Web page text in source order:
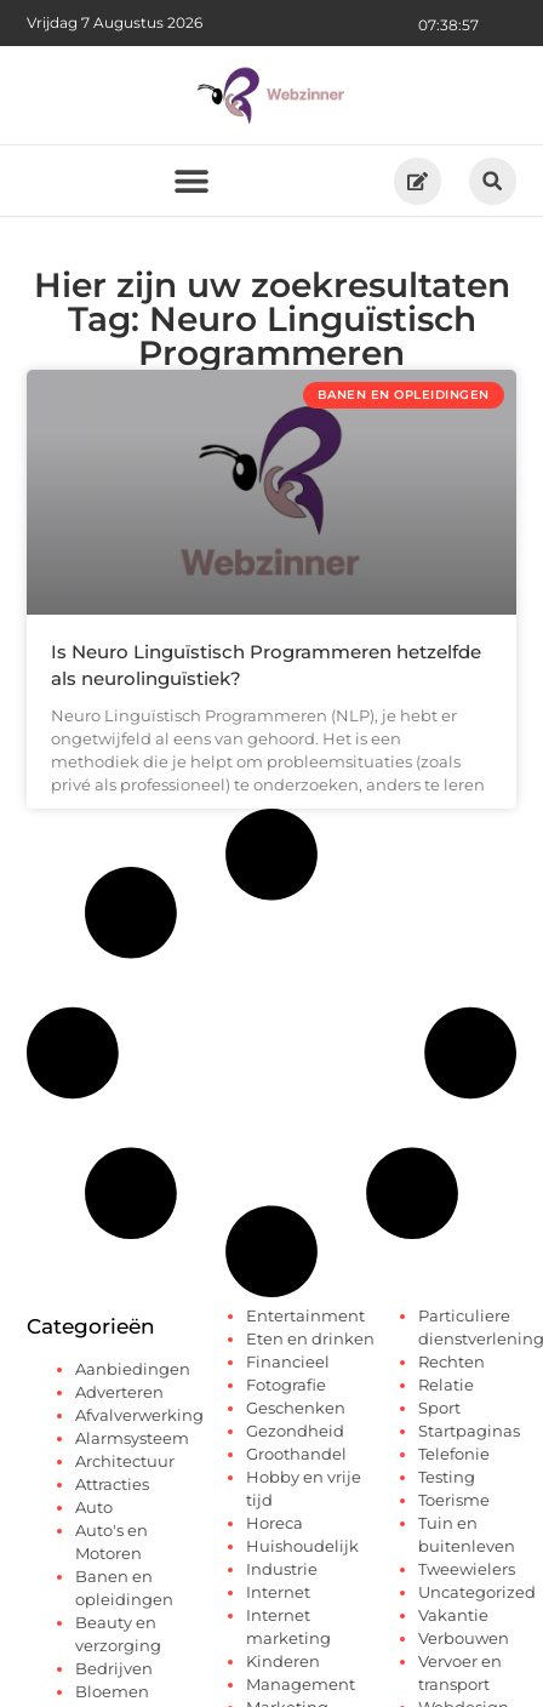
07:38:58
Vrijdag 7 Augustus 2026
Hier zijn uw zoekresultaten
Tag: Neuro Linguïstisch
Programmeren
BANEN EN OPLEIDINGEN
Is Neuro Linguïstisch Programmeren hetzelfde
als neurolinguïstiek?
Neuro Linguïstisch Programmeren (NLP), je hebt er
ongetwijfeld al eens van gehoord. Het is een
methodiek die je helpt om probleemsituaties (zoals
privé als professioneel) te onderzoeken, anders te leren
Categorieën
Aanbiedingen
Adverteren
Afvalverwerking
Alarmsysteem
Architectuur
Attracties
Auto
Auto's en
Motoren
Banen en
opleidingen
Beauty en
verzorging
Bedrijven
Bloemen
Entertainment
Eten en drinken
Financieel
Fotografie
Geschenken
Gezondheid
Groothandel
Hobby en vrije
tijd
Horeca
Huishoudelijk
Industrie
Internet
Internet
marketing
Kinderen
Management
Particuliere
dienstverlening
Rechten
Relatie
Sport
Startpaginas
Telefonie
Testing
Toerisme
Tuin en
buitenleven
Tweewielers
Uncategorized
Vakantie
Verbouwen
Vervoer en
transport